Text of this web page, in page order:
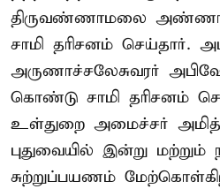
திருவண்ணாமலை
சாமி தரிசனம் செய்தார்.
அருணாச்சலேசுவரர்
கொண்டு சாமி தரிசனம்
உள்துறை அமைச்சர்
புதுவையில் இன்று
சுற்றுப்பயணம்